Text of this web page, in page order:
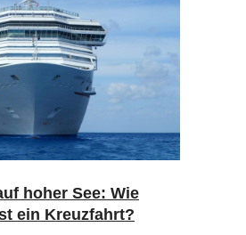
hoher See: Wie
ein Kreuzfahrt?